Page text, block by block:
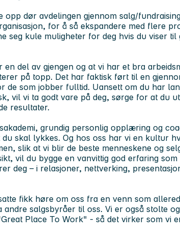
opp dør avdelingen gjennom salg/
for å så ekspandere med flere
seg kule muligheter for deg hvis du viser til
del av gjengen og at vi har et bra
på topp. Det har faktisk ført til en
de som jobber fulltid. Uansett om du har
vil vi ta godt vare på deg, sørge for at du
resultater.
grundig personlig opplæring og
skal lykkes. Og hos oss har vi en kultur
slik at vi blir de beste menneskene og
vil du bygge en vanvittig god erfaring
deg – i relasjoner, nettverking,
fikk høre om oss fra en venn som
salgsbyråer til oss. Vi er også stolte
Place To Work" - så det virker som vi